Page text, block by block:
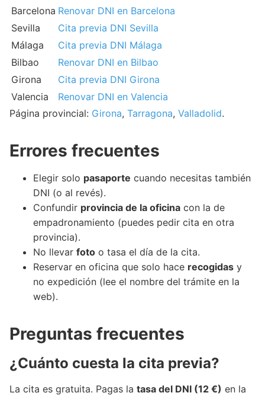
Barcelona Renovar DNI en Barcelona
Sevilla
Cita previa DNI Sevilla
Málaga
Cita previa DNI Málaga
Bilbao
Renovar DNI en Bilbao
Girona
Cita previa DNI Girona
Valencia
Renovar DNI en Valencia
Página provincial: Girona, Tarragona, Valladolid.
Errores frecuentes
Elegir solo pasaporte cuando necesitas también
DNI (o al revés).
Confundir provincia de la oficina con la de
empadronamiento (puedes pedir cita en otra
provincia).
No llevar foto o tasa el día de la cita.
Reservar en oficina que solo hace recogidas y
no expedición (lee el nombre del trámite en la
web).
Preguntas frecuentes
¿Cuánto cuesta la cita previa?
La cita es gratuita. Pagas la tasa del DNI (12 €) en la